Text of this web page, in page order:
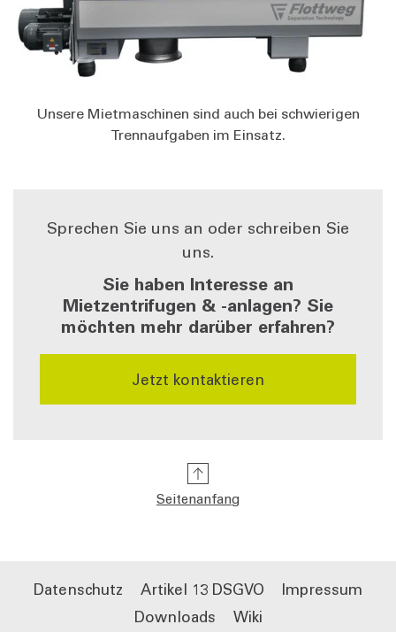
Unsere Mietmaschinen sind auch bei schwierigen
Trennaufgaben im Einsatz.
Sprechen Sie uns an oder schreiben Sie
uns.
Sie haben Interesse an
Mietzentrifugen & -anlagen? Sie
möchten mehr darüber erfahren?
Jetzt kontaktieren
Seitenanfang
Datenschutz Artikel 13 DSGVO
Impressum
Downloads
Wiki